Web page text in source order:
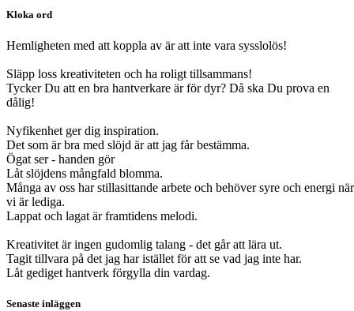
Kloka ord
Hemligheten med att koppla av är att inte vara sysslolös!
Släpp loss kreativiteten och ha roligt tillsammans!
Tycker Du att en bra hantverkare är för dyr? Då ska Du prova en
dålig!
Nyfikenhet ger dig inspiration.
Det som är bra med slöjd är att jag får bestämma.
Ögat ser - handen gör
Låt slöjdens mångfald blomma.
Många av oss har stillasittande arbete och behöver syre och energi när
vi är lediga.
Lappat och lagat är framtidens melodi.
Kreativitet är ingen gudomlig talang - det går att lära ut.
Tagit tillvara på det jag har istället för att se vad jag inte har.
Låt gediget hantverk förgylla din vardag.
Senaste inläggen